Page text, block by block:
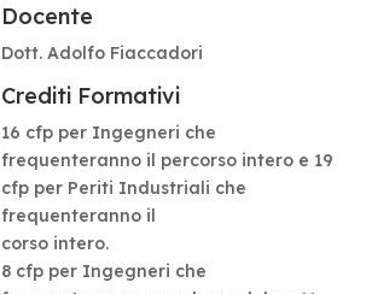
Docente
Dott. Adolfo Fiaccadori
Crediti Formativi
16 cfp per Ingegneri che
frequenteranno il percorso intero e 19
cfp per Periti Industriali che
frequenteranno il
corso intero.
8 cfp per Ingegneri che